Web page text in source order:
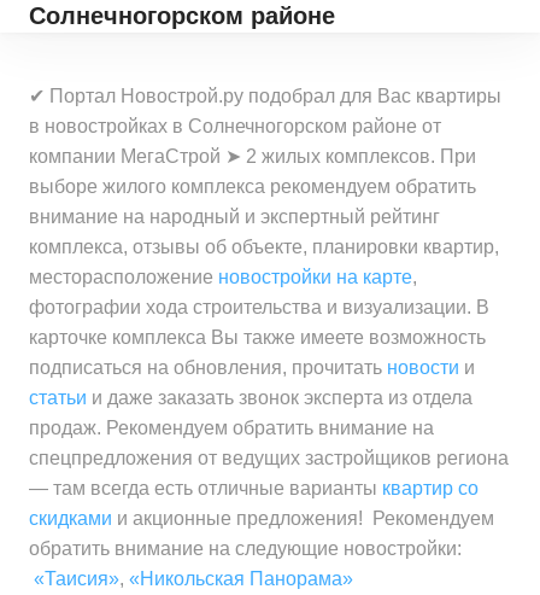
Солнечногорском районе
✔ Портал Новострой.ру подобрал для Вас квартиры
в новостройках в Солнечногорском районе от
компании МегаСтрой ➤ 2 жилых комплексов. При
выборе жилого комплекса рекомендуем обратить
внимание на народный и экспертный рейтинг
комплекса, отзывы об объекте, планировки квартир,
месторасположение новостройки на карте,
фотографии хода строительства и визуализации. В
карточке комплекса Вы также имеете возможность
подписаться на обновления, прочитать новости и
статьи и даже заказать звонок эксперта из отдела
продаж. Рекомендуем обратить внимание на
спецпредложения от ведущих застройщиков региона
— там всегда есть отличные варианты квартир со
скидками и акционные предложения! Рекомендуем
обратить внимание на следующие новостройки:
«Таисия», «Никольская Панорама»